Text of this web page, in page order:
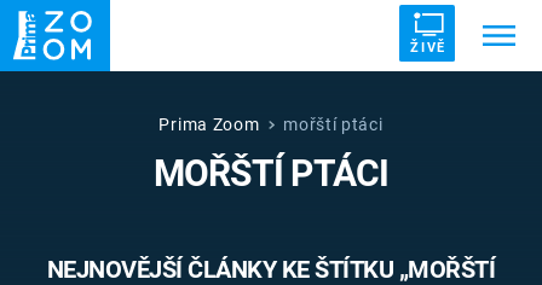
ŽIVĚ
UFO DRUHÁ SVĚTOVÁ VÁLKA
VETŘELCI DÁVNOVĚKU
Prima Zoom mořští ptáci
MOŘŠTÍ PTÁCI
NEJNOVĚJŠÍ ČLÁNKY KE ŠTÍTKU „MOŘŠTÍ